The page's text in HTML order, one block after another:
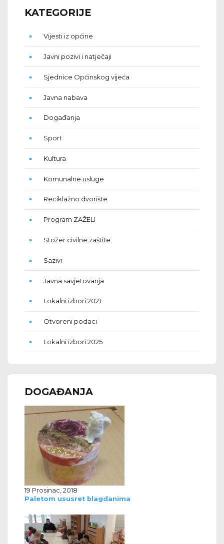
KATEGORIJE
Vijesti iz općine
Javni pozivi i natječaji
Sjednice Općinskog vijeća
Javna nabava
Događanja
Sport
Kultura
Komunalne usluge
Reciklažno dvorište
Program ZAŽELI
Stožer civilne zaštite
Sazivi
Javna savjetovanja
Lokalni izbori 2021
Otvoreni podaci
Lokalni izbori 2025
DOGAĐANJA
19 Prosinac, 2018
Paletom ususret blagdanima